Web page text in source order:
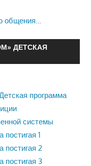
общения…
ДЕТСКАЯ
программа
системы
1
постигая 2
постигая 3